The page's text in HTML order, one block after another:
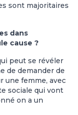
sont majoritaires
dans
cause ?
peut se révéler
de demander de
une femme, avec
sociale qui vont
on a un